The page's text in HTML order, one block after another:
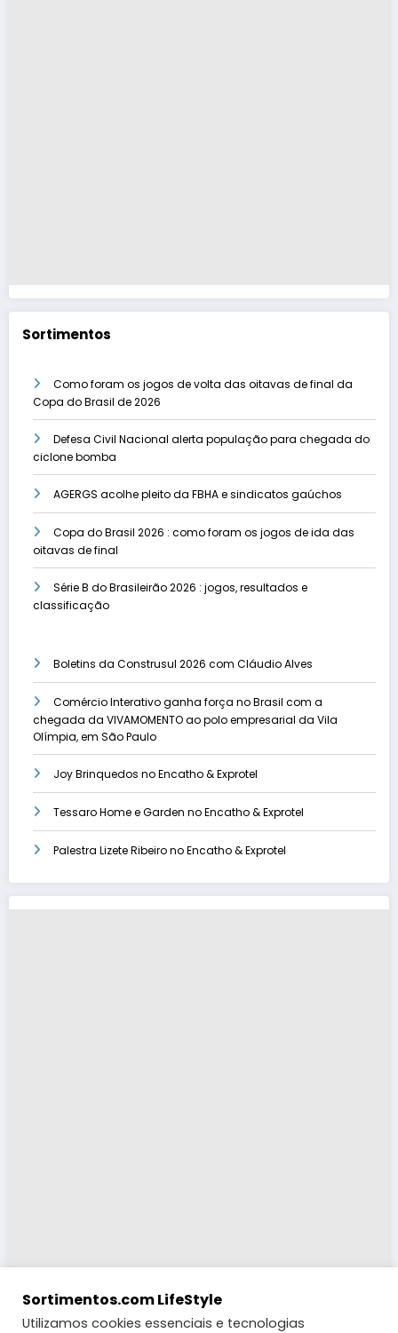
Sortimentos
Como foram os jogos de volta das oitavas de final da
Copa do Brasil de 2026
Defesa Civil Nacional alerta população para chegada do
ciclone bomba
AGERGS acolhe pleito da FBHA e sindicatos gaúchos
Copa do Brasil 2026 : como foram os jogos de ida das
oitavas de final
Série B do Brasileirão 2026 : jogos, resultados e
classificação
Boletins da Construsul 2026 com Cláudio Alves
Comércio Interativo ganha força no Brasil com a
chegada da VIVAMOMENTO ao polo empresarial da Vila
Olímpia, em São Paulo
Joy Brinquedos no Encatho & Exprotel
Tessaro Home e Garden no Encatho & Exprotel
Palestra Lizete Ribeiro no Encatho & Exprotel
Sortimentos.com LifeStyle
Utilizamos cookies essenciais e tecnologias